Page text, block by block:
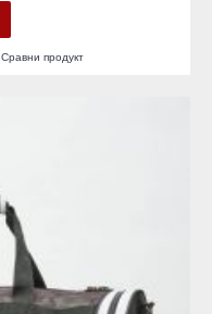
Сравни продукт